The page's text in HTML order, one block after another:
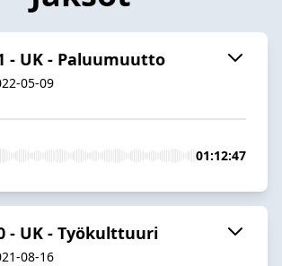
- UK - Paluumuutto
05-09
01:12:47
- UK - Työkulttuuri
08-16